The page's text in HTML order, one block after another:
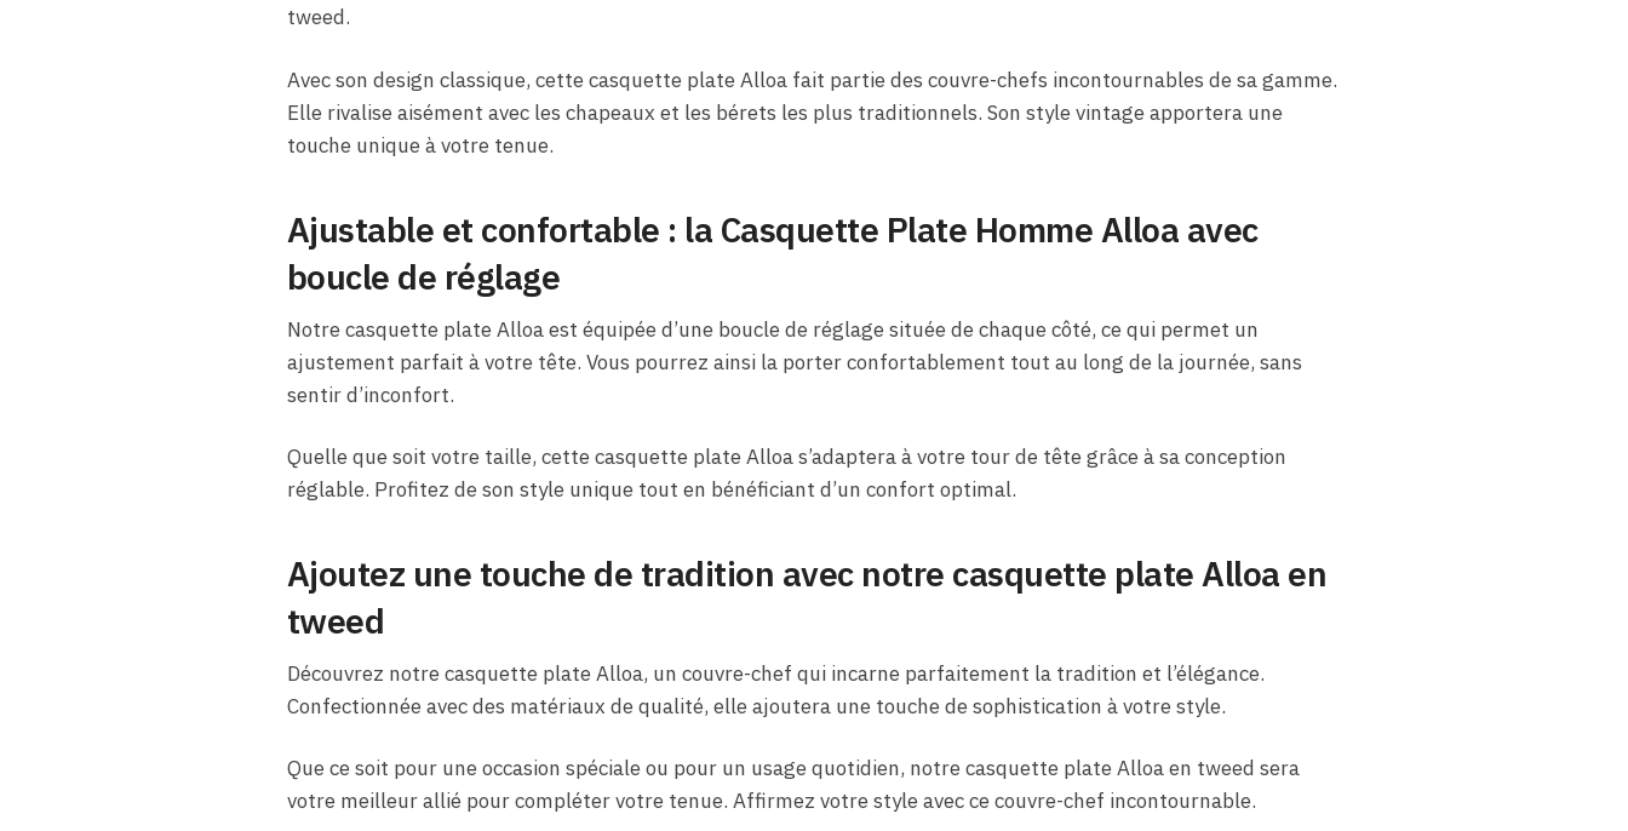
tweed.
Avec son design classique, cette casquette plate Alloa fait partie des couvre-chefs incontournables de sa gamme.
Elle rivalise aisément avec les chapeaux et les bérets les plus traditionnels. Son style vintage apportera une
touche unique à votre tenue.
Ajustable et confortable : la Casquette Plate Homme Alloa avec
boucle de réglage
Notre casquette plate Alloa est équipée d’une boucle de réglage située de chaque côté, ce qui permet un
ajustement parfait à votre tête. Vous pourrez ainsi la porter confortablement tout au long de la journée, sans
sentir d’inconfort.
Quelle que soit votre taille, cette casquette plate Alloa s’adaptera à votre tour de tête grâce à sa conception
réglable. Profitez de son style unique tout en bénéficiant d’un confort optimal.
Ajoutez une touche de tradition avec notre casquette plate Alloa en
tweed
Découvrez notre casquette plate Alloa, un couvre-chef qui incarne parfaitement la tradition et l’élégance.
Confectionnée avec des matériaux de qualité, elle ajoutera une touche de sophistication à votre style.
Que ce soit pour une occasion spéciale ou pour un usage quotidien, notre casquette plate Alloa en tweed sera
votre meilleur allié pour compléter votre tenue. Affirmez votre style avec ce couvre-chef incontournable.